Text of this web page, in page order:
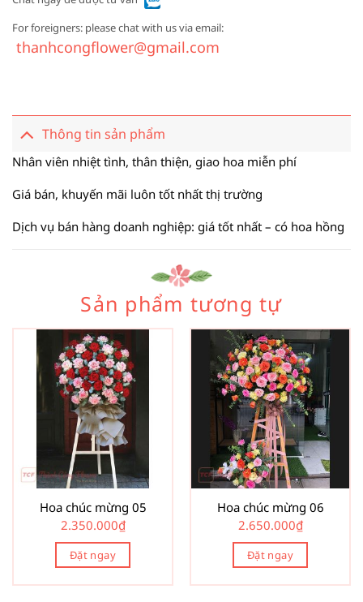
For foreigners: please chat with us via email:
thanhcongflower@gmail.com
Thông tin sản phẩm
Nhân viên nhiệt tình, thân thiện, giao hoa miễn phí
Giá bán, khuyến mãi luôn tốt nhất thị trường
Dịch vụ bán hàng doanh nghiệp: giá tốt nhất – có hoa hồng
Sản phẩm tương tự
Hoa chúc mừng 05
2.350.000₫
Đặt ngay
Hoa chúc mừng 06
2.650.000₫
Đặt ngay